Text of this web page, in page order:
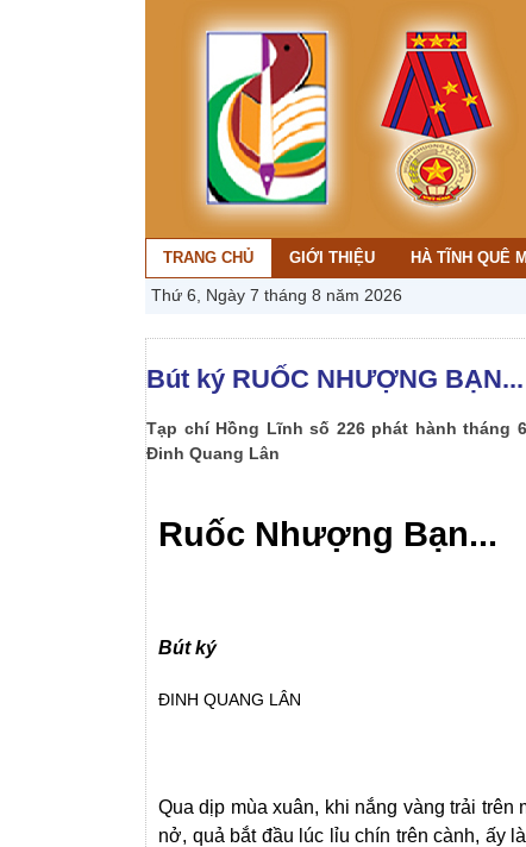
TRANG CHỦ GIỚI THIỆU HÀ TĨNH QUÊ
Thứ 6, Ngày 7 tháng 8 năm 2026
Bút ký RUỐC NHƯỢNG
Tạp chí Hồng Lĩnh số 226 phát hành tháng
Đinh Quang Lân
Ruốc Nhượng Bạn...
Bút ký
ĐINH QUANG LÂN
Qua dịp mùa xuân, khi nắng vàng trải
nở, quả bắt đầu lúc lỉu chín trên cành, ấy